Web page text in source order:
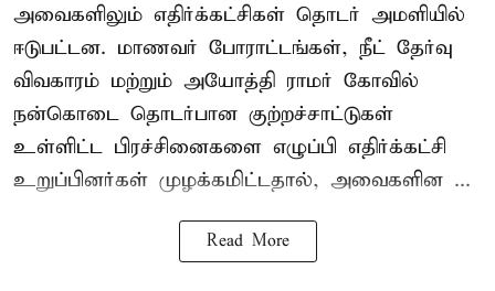
அவைகளிலும் எதிர்க்கட்சிகள் தொடர் அமளியில்
ஈடுபட்டன. மாணவர் போராட்டங்கள், நீட் தேர்வு
விவகாரம் மற்றும் அயோத்தி ராமர் கோவில்
நன்கொடை தொடர்பான குற்றச்சாட்டுகள்
உள்ளிட்ட பிரச்சினைகளை எழுப்பி எதிர்க்கட்சி
உறுப்பினர்கள் முழக்கமிட்டதால், அவைகளின ...
Read More